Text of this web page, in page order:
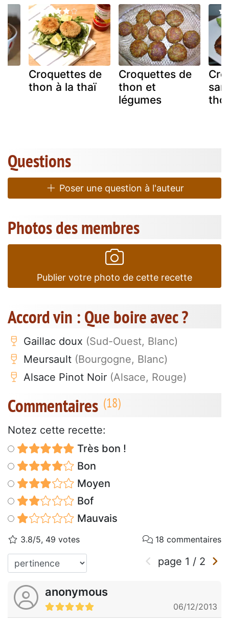
Croquettes de
thon à la thaï
Croquettes de
thon et
légumes
Questions
Poser une question à l'auteur
Photos des membres
Publier votre photo de cette recette
Accord vin : Que boire avec ?
Gaillac doux (Sud-Ouest, Blanc)
Meursault (Bourgogne, Blanc)
Alsace Pinot Noir (Alsace, Rouge)
Commentaires
Notez cette recette:
Très bon !
Bon
Moyen
Bof
Mauvais
3.8/5, 49 votes 18 commentaires
page 1 / 2
anonymous
06/12/2013